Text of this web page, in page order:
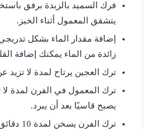
فرك السميد بالزبدة برفق
يتشقق المعمول أثناء الخبز.
إضافة مقدار الماء بشكل
زائدة من الماء يمكنك إضافة
ترك العجين يرتاح لمدة لا تزيد
يصبح قاسيًا بعد أن يبرد.
ترك الفرن يسخن لمدة 10 دقائق قبل وضع الصينية.